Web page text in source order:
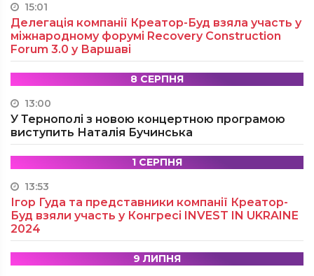
15:01
Делегація компанії Креатор-Буд взяла участь у
міжнародному форумі Recovery Construction
Forum 3.0 у Варшаві
8 СЕРПНЯ
13:00
У Тернополі з новою концертною програмою
виступить Наталія Бучинська
1 СЕРПНЯ
13:53
Ігор Гуда та представники компанії Креатор-
Буд взяли участь у Конгресі INVEST IN UKRAINE
2024
9 ЛИПНЯ